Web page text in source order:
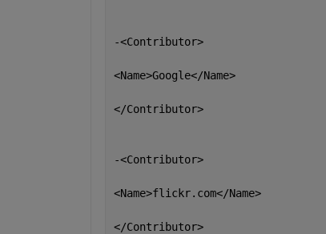
-<Contributor>
<Name>Google</Name>
</Contributor>
-<Contributor>
<Name>flickr.com</Name>
</Contributor>